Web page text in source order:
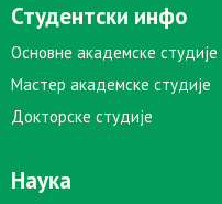
Студентски инфо
Основне академске студије
Мастер академске студије
Докторске студије
Наука